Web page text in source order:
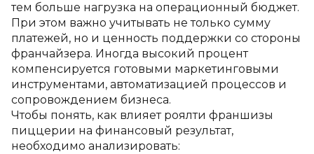
тем больше нагрузка на операционный бюджет.
При этом важно учитывать не только сумму
платежей, но и ценность поддержки со стороны
франчайзера. Иногда высокий процент
компенсируется готовыми маркетинговыми
инструментами, автоматизацией процессов и
сопровождением бизнеса.
Чтобы понять, как влияет роялти франшизы
пиццерии на финансовый результат,
необходимо анализировать: